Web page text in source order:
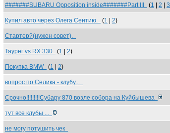
#######SUBARU Opposition inside#######Part III (1 2 3
Купил авто через Олега Сентию. (1 2)
Cтартер?(нужен совет).
Таурег vs RX 330 (1 2)
Покупка BMW (1 2)
вопрос по Селика - клубу...
Срочно!!!!!!!!!Субару 870 возле собора на Куйбышева
тут все клубы ...
не могу потушить чек